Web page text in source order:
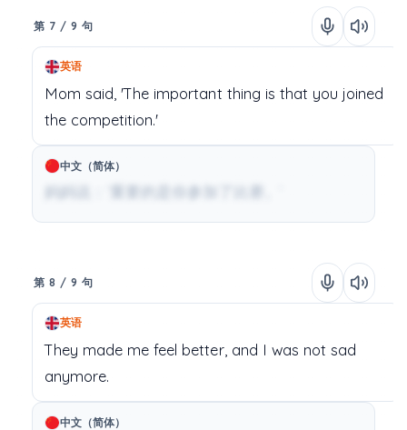
第 7 / 9 句
英语
Mom said, 'The important thing is that you joined
the competition.'
中文（简体）
妈妈说：‘重要的是你参加了比赛。’
第 8 / 9 句
英语
They made me feel better, and I was not sad
anymore.
中文（简体）